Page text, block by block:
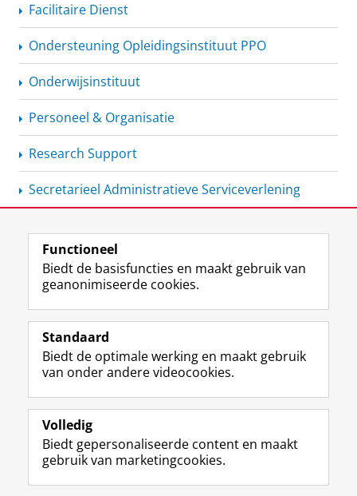
Facilitaire Dienst
Ondersteuning Opleidingsinstituut PPO
Onderwijsinstituut
Personeel & Organisatie
Research Support
Secretarieel AdministratieveServiceverlening
View this page in:English
Volg de RUG
F
a
e
b
o
p
a
i
L
i
k
e
I
-
p
g
R
S
-
f
e
R
k
I
n
t
r
m
c
Y
o
T
e
k
a
Studiekiezers
Alumni
Over ons
Functioneel
Biedt de basisfuncties en maakt gebruik van
geanonimiseerde cookies.
Standaard
Biedt de optimale werking en maakt gebruik
van onder andere videocookies.
Volledig
Biedt gepersonaliseerde content en maakt
gebruik van marketingcookies.